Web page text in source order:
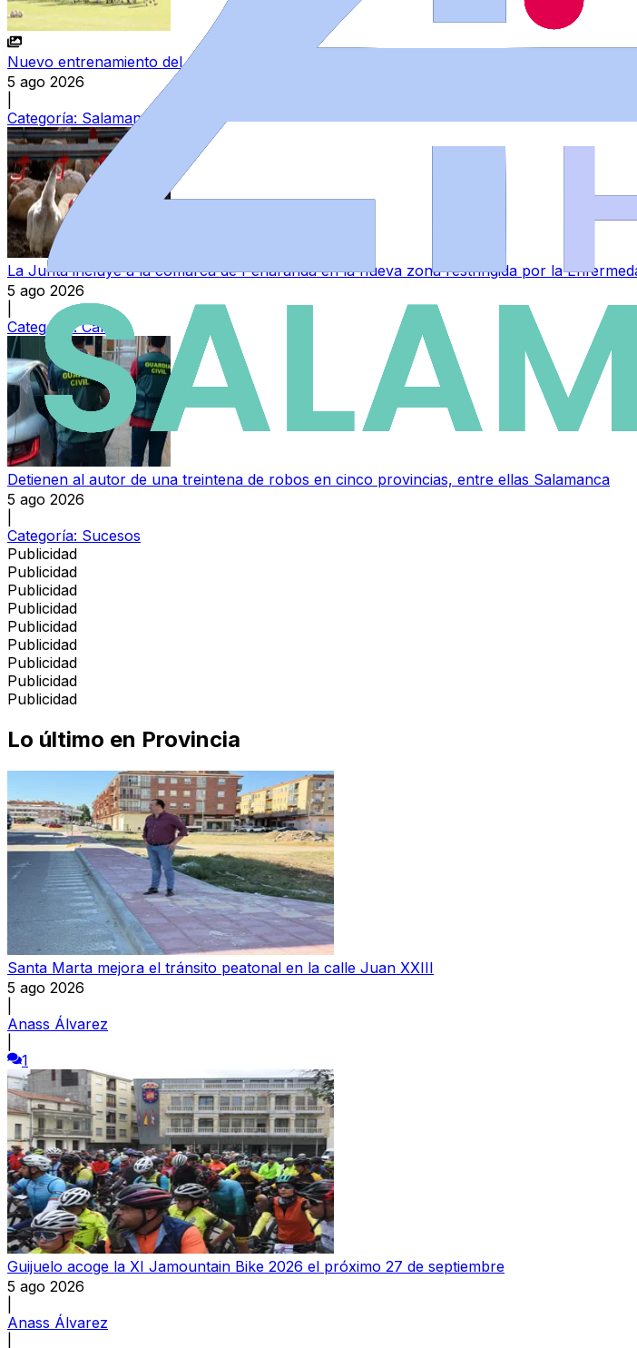
Nuevo entrenamiento del Salamanca CF UDS en el estadio Helmántico
5 ago 2026
Categoría: Salamanca CF UDS
La Junta incluye a la comarca de Peñaranda en la nueva zona restringida por la
5 ago 2026
Categoría:Campo
Detienen al autor de una treintena de robos en cinco provincias, entre ellas Salamanca
5 ago 2026
Categoría: Sucesos
Publicidad
Publicidad
Publicidad
Publicidad
Publicidad
Publicidad
Publicidad
Publicidad
Publicidad
Lo último en Provincia
Santa Marta mejora el tránsito peatonal en la calle Juan XXIII
5 ago 2026
Anass Álvarez
1
Guijuelo acoge la XI Jamountain Bike 2026 el próximo 27 de septiembre
5 ago 2026
Anass Álvarez